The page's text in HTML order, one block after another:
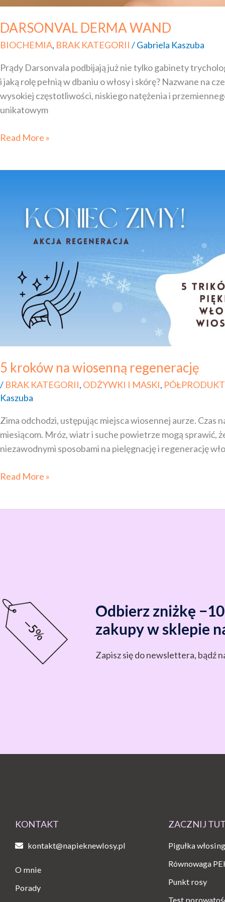
DARSONVAL DERMA WAND
BIOCHEMIA, BRAK KATEGORII /Gabriela Kaszuba
Prądy Darsonvala podbijają już nie tylko gabinety
i jaką rolę pełnią w dbaniu o włosy i skórę? Nazwane na
wysokiej częstotliwości, niskiego natężenia i
unikatowym
Read More »
5 kroków na wiosenną regenerację
/ BRAK KATEGORII, ODŻYWKI I MASKI,
Kaszuba
Zima odchodzi, ustępując miejsca wiosennej aurze.
miesiącom. Mróz, wiatr i suche powietrze mogą sprawić,
niezawodnymi sposobami na pielęgnację i regenerację
na wiosenną
regenerację
Read More »
Odbierz zniżkę
zakupy w sklepie
Zapisz się do newslettera, bądź
KONTAKT
kontakt@napieknewlosy.pl
O mnie
Porady
ZACZNIJ
Pigułka
Równowaga
Punkt rosy
Test